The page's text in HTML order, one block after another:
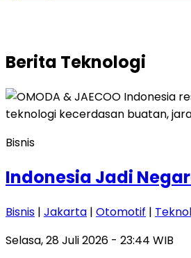
Berita Teknologi
Bisnis
Indonesia Jadi
Bisnis | Jakarta | Otomotif |
Selasa, 28 Juli 2026 - 23:44 WIB